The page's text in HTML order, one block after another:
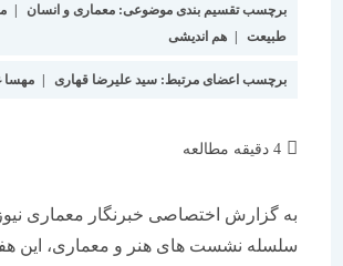
برچسب تقسیم بندی موضوعی:معماری و انسان
معماری
| هم اندیشی
برچسب اعضای مرتبط: سید علیرضا قهاری | مهسا غمخوار
به گزارش اختصاصی خبرنگار معماری نیوز، در
سلسله نشست های هنر و معماری، این هفته